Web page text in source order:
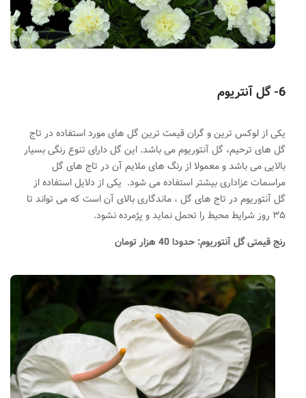
6- گل آنتریوم
یکی از لوکس ترین و گران قیمت ترین گل های مورد استفاده در تاج
گل های ترحیم، گل آنتوریوم می باشد. این گل دارای تنوع رنگی بسیار
بالایی می باشد و معمولا از رنگ های ملایمآن در تاج های گل
مراسمات عزاداری بیشتر استفاده می شود. یکی از دلایل استفاده از
گل آنتوریوم در تاج های گل ، ماندگاری بالای آن است که می تواند تا
۳۵ روز شرایط محیط را تحمل نماید و پژمرده نشود.
رنج قیمتی گل آنتوریوم: حدودا 40 هزار تومان